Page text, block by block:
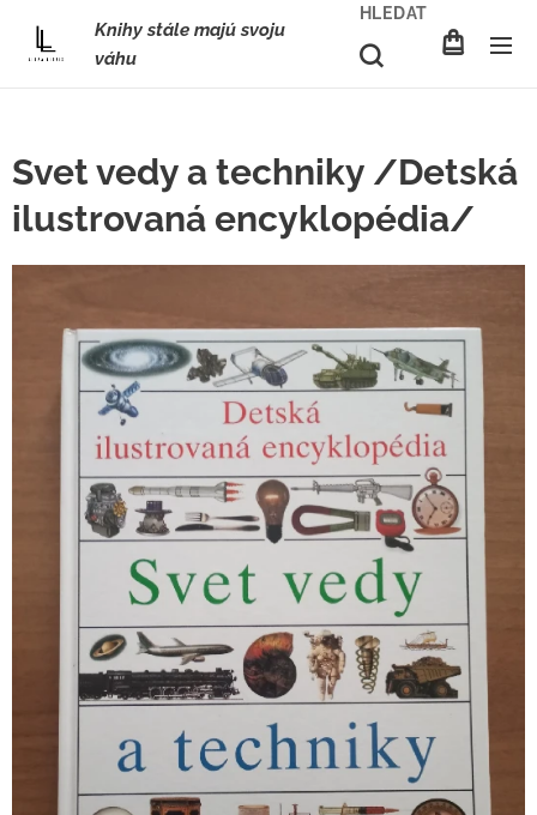
Knihy stále majú svoju
váhu
HLEDAT
Svet vedy a techniky /Detská
ilustrovaná encyklopédia/